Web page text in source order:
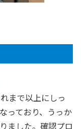
まで以上にしっ
っており、うっか
ました。確認プロ